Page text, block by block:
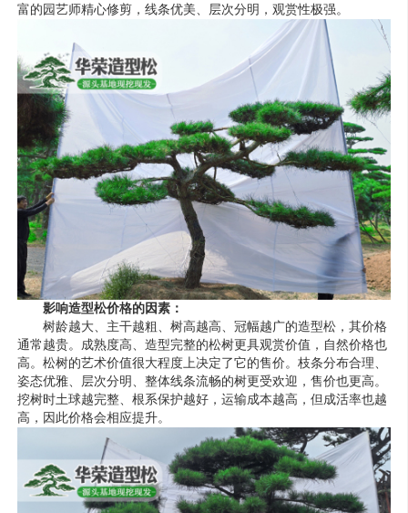
富的园艺师精心修剪，线条优美、层次分明，观赏性极强。
影响造型松价格的因素：
树龄越大、主干越粗、树高越高、冠幅越广的造型松 ，其价格
通常越贵。成熟度高、造型完整的松树更具观赏价值，自然价格也
高。松树的艺术价值很大程度上决定了它的售价。枝条分布合理、
姿态优雅、层次分明、整体线条流畅的树更受欢迎，售价也更高。
挖树时土球越完整、根系保护越好，运输成本越高，但成活率也越
高，因此价格会相应提升。